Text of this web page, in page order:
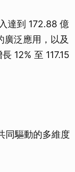
達到 172.88 億
廣泛應用，以及
12% 至 117.15
同驅動的多維度